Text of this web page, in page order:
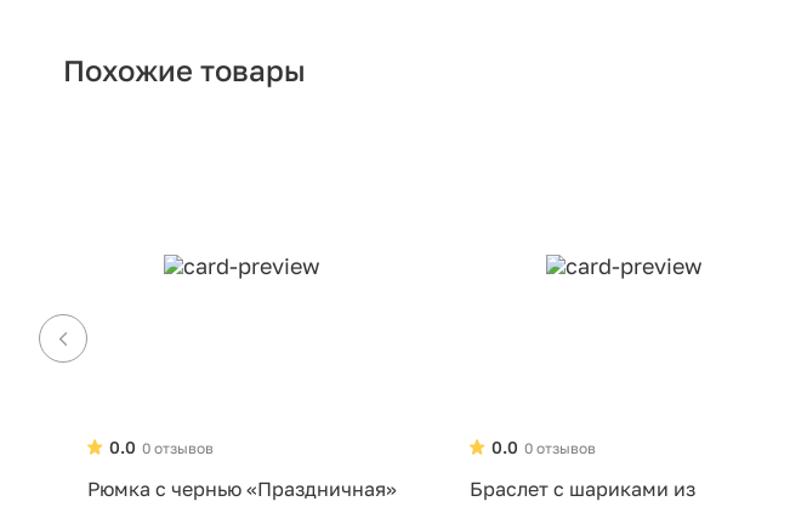
Похожие товары
0 отзывов
0.0
Рюмка с чернью «Праздничная»
0 отзывов
0.0
Браслет с шариками из